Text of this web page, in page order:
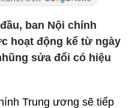
ban Nội chính
hoạt động kể từ ngày
sửa đổi có hiệu
Trung ương sẽ tiếp